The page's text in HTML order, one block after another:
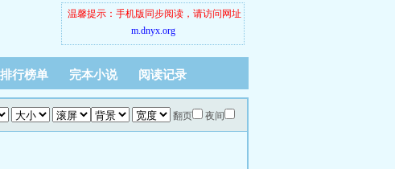
温馨提示：手机版同步阅读，请访问网址
m.dnyx.org
排行榜单 完本小说 阅读记录
翻页 夜间